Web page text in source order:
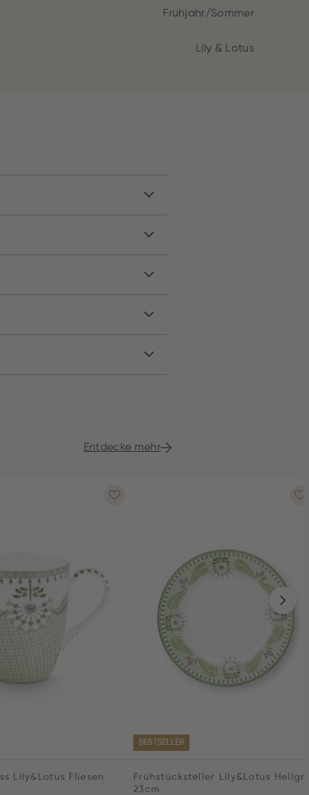
Frühjahr/Sommer
Lily & Lotus
Entdecke mehr
Lily&Lotus Fliesen
BESTSELLER
Frühstücksteller Lily&Lotus
23cm